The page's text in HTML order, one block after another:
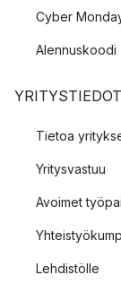
Cyber
Alennuskoodi
YRITYSTIEDOT
Tietoa
Yritysvastuu
Avoimet
Lehdistölle